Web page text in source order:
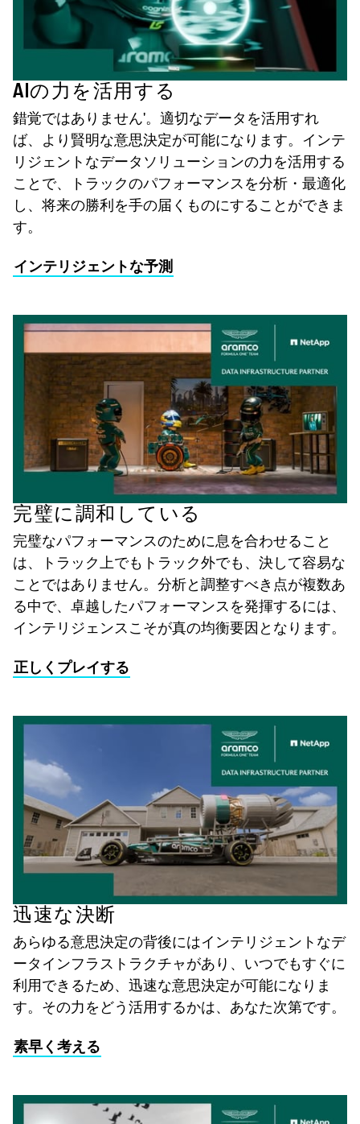
AIの力を活用する
錯覚ではありません'。適切なデータを活用すれ
ば、より賢明な意思決定が可能になります。インテ
リジェントなデータソリューションの力を活用する
ことで、トラックのパフォーマンスを分析・最適化
し、将来の勝利を手の届くものにすることができま
す。
インテリジェントな予測
完璧に調和している
完璧なパフォーマンスのために息を合わせること
は、トラック上でもトラック外でも、決して容易な
ことではありません。分析と調整すべき点が複数あ
る中で、卓越したパフォーマンスを発揮するには、
インテリジェンスこそが真の均衡要因となります。
正しくプレイする
迅速な決断
あらゆる意思決定の背後にはインテリジェントなデ
ータインフラストラクチャがあり、いつでもすぐに
利用できるため、迅速な意思決定が可能になりま
す。その力をどう活用するかは、あなた次第です。
素早く考える